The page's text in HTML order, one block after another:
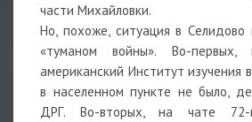
части Михайловки.
Но, похоже, ситуация в Селидово
«туманом войны». Во-первых,
американский Институт изучения
в населенном пункте не было,
ДРГ. Во-вторых, на чате